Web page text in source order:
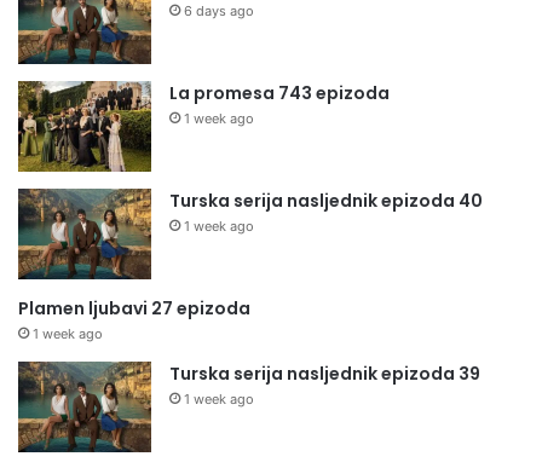
6 days ago
La promesa 743 epizoda
1 week ago
Turska serija nasljednik epizoda 40
1 week ago
Plamen ljubavi 27 epizoda
1 week ago
Turska serija nasljednik epizoda 39
1 week ago